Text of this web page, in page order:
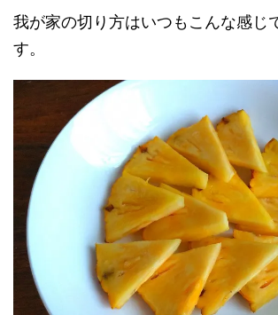
我が家の切り方はいつもこんな感じ
す。